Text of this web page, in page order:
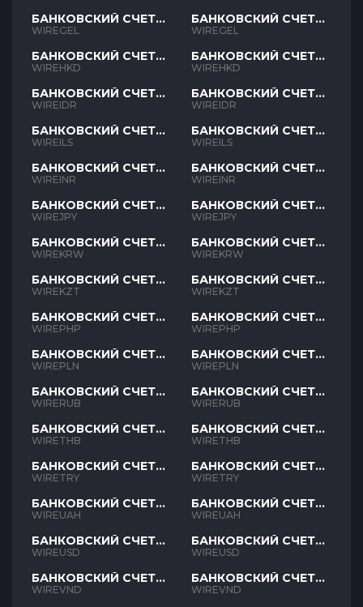
БАНКОВСКИЙ СЧЕТ
GEL
WIREGEL
БАНКОВСКИЙ СЧЕТ
HKD
WIREHKD
БАНКОВСКИЙ СЧЕТ
IDR
WIREIDR
БАНКОВСКИЙ СЧЕТ
ILS
WIREILS
БАНКОВСКИЙ СЧЕТ
INR
WIREINR
БАНКОВСКИЙ СЧЕТ
JPY
WIREJPY
БАНКОВСКИЙ СЧЕТ
KRW
WIREKRW
БАНКОВСКИЙ СЧЕТ
KZT
WIREKZT
БАНКОВСКИЙ СЧЕТ
PHP
WIREPHP
БАНКОВСКИЙ СЧЕТ
PLN
WIREPLN
БАНКОВСКИЙ СЧЕТ
RUB
WIRERUB
БАНКОВСКИЙ СЧЕТ
THB
WIRETHB
БАНКОВСКИЙ СЧЕТ
TRY
WIRETRY
БАНКОВСКИЙ СЧЕТ
UAH
WIREUAH
БАНКОВСКИЙ СЧЕТ
USD
WIREUSD
БАНКОВСКИЙ СЧЕТ
VND
WIREVND
БАНКОВСКИЙ СЧЕТ
GEL
WIREGEL
БАНКОВСКИЙ СЧЕТ
HKD
WIREHKD
БАНКОВСКИЙ СЧЕТ
IDR
WIREIDR
БАНКОВСКИЙ СЧЕТ
ILS
WIREILS
БАНКОВСКИЙ СЧЕТ
INR
WIREINR
БАНКОВСКИЙ СЧЕТ
JPY
WIREJPY
БАНКОВСКИЙ СЧЕТ
KRW
WIREKRW
БАНКОВСКИЙ СЧЕТ
KZT
WIREKZT
БАНКОВСКИЙ СЧЕТ
PHP
WIREPHP
БАНКОВСКИЙ СЧЕТ
PLN
WIREPLN
БАНКОВСКИЙ СЧЕТ
RUB
WIRERUB
БАНКОВСКИЙ СЧЕТ
THB
WIRETHB
БАНКОВСКИЙ СЧЕТ
TRY
WIRETRY
БАНКОВСКИЙ СЧЕТ
UAH
WIREUAH
БАНКОВСКИЙ СЧЕТ
USD
WIREUSD
БАНКОВСКИЙ СЧЕТ
VND
WIREVND